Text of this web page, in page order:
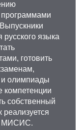
языка
готовить
и олимпиады
компетенции
собственный
реализуется
МИСИС.